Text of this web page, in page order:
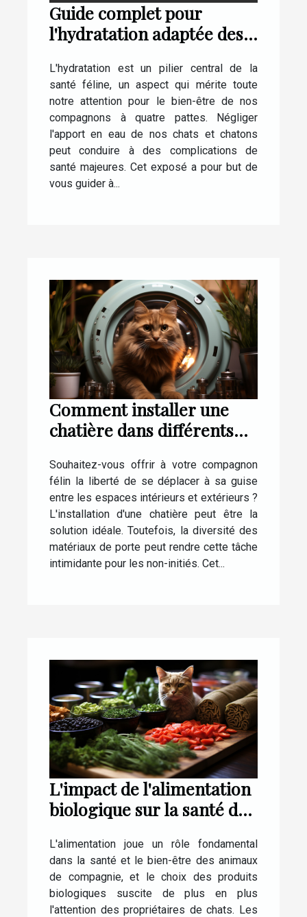
Guide complet pour
l'hydratation adaptée des
L'hydratation est un pilier central de la
santé féline, un aspect qui mérite toute
notre attention pour le bien-être de nos
compagnons à quatre pattes. Négliger
l'apport en eau de nos chats et chatons
peut conduire à des complications de
santé majeures. Cet exposé a pour but de
vous guider à...
Comment installer une
chatière dans différents
Souhaitez-vous offrir à votre compagnon
félin la liberté de se déplacer à sa guise
entre les espaces intérieurs et extérieurs ?
L'installation d'une chatière peut être la
solution idéale. Toutefois, la diversité des
matériaux de porte peut rendre cette tâche
intimidante pour les non-initiés. Cet...
L'impact de l'alimentation
biologique sur la santé des
L'alimentation joue un rôle fondamental
dans la santé et le bien-être des animaux
de compagnie, et le choix des produits
biologiques suscite de plus en plus
l'attention des propriétaires de chats. Les